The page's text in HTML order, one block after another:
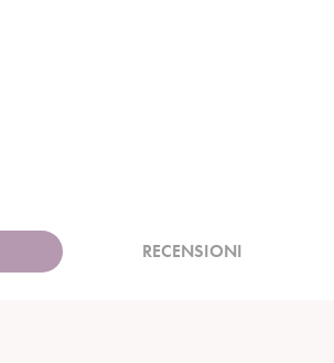
RECENSIONI